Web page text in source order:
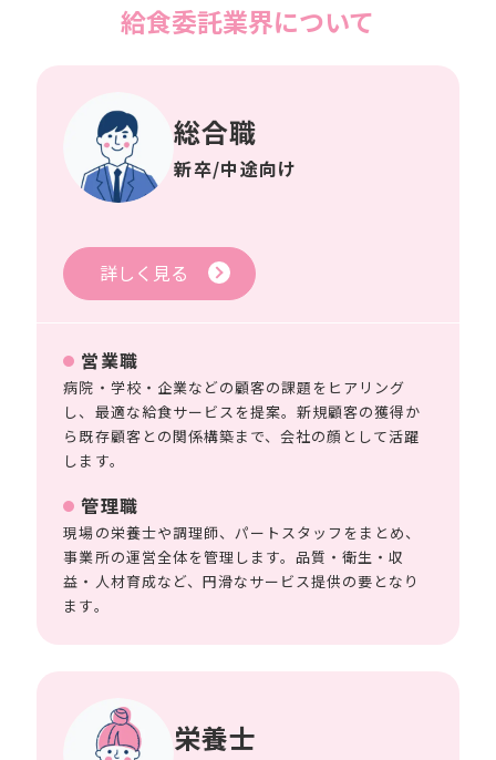
給食委託業界について
総合職
新卒/中途向け
詳しく見る
営業職
病院・学校・企業などの顧客の課題をヒアリング
し、最適な給食サービスを提案。新規顧客の獲得か
ら既存顧客との関係構築まで、会社の顔として活躍
します。
管理職
現場の栄養士や調理師、パートスタッフをまとめ、
事業所の運営全体を管理します。品質・衛生・収
益・人材育成など、円滑なサービス提供の要となり
ます。
栄養士